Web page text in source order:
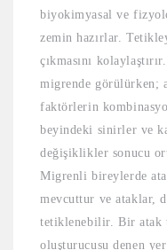
biyokimyasal ve
zemin hazırlar.
çıkmasını
migrende görülürken;
faktörlerin
beyindeki sinirler ve
değişiklikler sonucu
Migrenli bireylerde
mevcuttur ve ataklar,
tetiklenebilir. Bir atak
oluşturucusu denen